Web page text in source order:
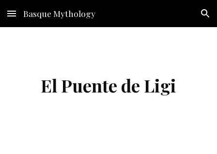
Skip to main content Skip to navigation
Basque Mythology
El Puente de Ligi